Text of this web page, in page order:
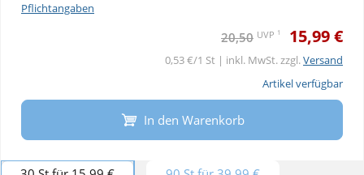
Pflichtangaben
20,50 UVP 1 15,99 €
0,53 €/1 St | inkl. MwSt. zzgl.Versand
Artikel verfügbar
In den Warenkorb